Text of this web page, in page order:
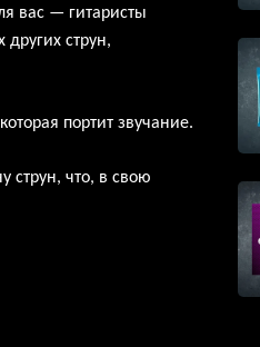
вас — гитаристы
струн,
портит звучание.
струн, что, в свою